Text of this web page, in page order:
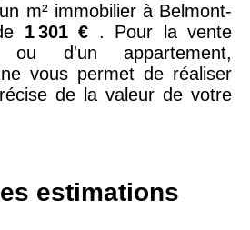
m² immobilier à Belmont-
1 301 € . Pour la vente
ou d'un appartement,
vous permet de réaliser
de la valeur de votre
estimations